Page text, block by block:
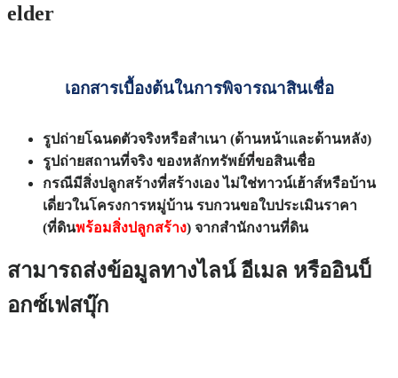
elder
เอกสารเบื้องต้นในการพิจารณาสินเชื่อ
รูปถ่ายโฉนดตัวจริงหรือสำเนา (ด้านหน้าและด้านหลัง)
รูปถ่ายสถานที่จริง ของหลักทรัพย์ที่ขอสินเชื่อ
กรณีมีสิ่งปลูกสร้างที่สร้างเอง ไม่ใช่ทาวน์เฮ้าส์หรือบ้าน
เดี่ยวในโครงการหมู่บ้าน รบกวนขอใบประเมินราคา
(ที่ดินพร้อมสิ่งปลูกสร้าง) จากสำนักงานที่ดิน
สามารถส่งข้อมูลทางไลน์ อีเมล หรืออินบ็
อกซ์เฟสบุ๊ก